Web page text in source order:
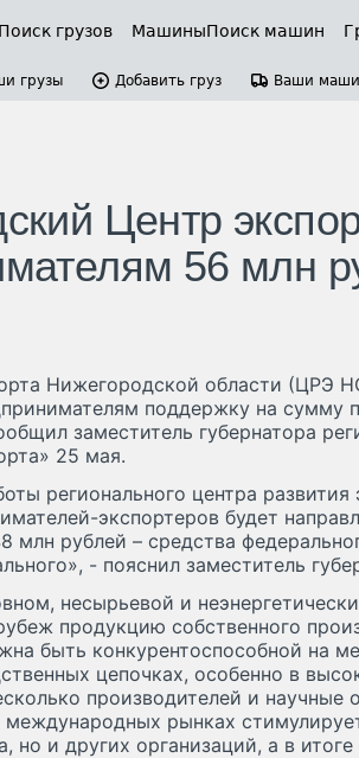
Поиск грузов МашиныПоиск машин
грузы Добавить груз Ваши
Центр
56 млн
Нижегородской области (ЦРЭ
поддержку на сумму
заместитель губернатора
25 мая.
регионального центра развития
экспортеров будет
млн рублей – средства
- пояснил заместитель
несырьевой и
продукцию собственного
быть конкурентоспособной на
цепочках, особенно в
производителей и научные
международных рынках
но и других организаций, а в